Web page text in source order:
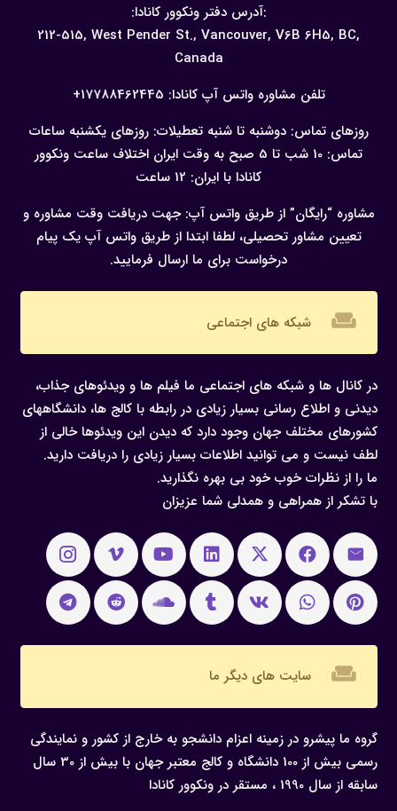
:آدرس دفتر ونکوور کانادا:
212-515, West Pender St., Vancouver, V6B 6H5, BC,
Canada
تلفن مشاوره واتس آپ کانادا: 17788462445+
روزهای تماس: دوشنبه تا شنبه تعطیلات: روزهای یکشنبه ساعات
تماس: 10 شب تا 5 صبح به وقت ایران
اختلاف ساعت ونکوور
کانادا با ایران: 12 ساعت
مشاوره “رایگان” از طریق واتس آپ: جهت دریافت وقت مشاوره و
تعیین مشاور تحصیلی، لطفا ابتدا از طریق واتس آپ یک پیام
درخواست برای ما ارسال فرمایید.
weekend شبکه های اجتماعی
در کانال ها و شبکه های اجتماعی ما فیلم ها و ویدئوهای جذاب،
دیدنی و اطلاع رسانی بسیار زیادی در رابطه با کالج ها، دانشگاههای
کشورهای مختلف جهان وجود دارد که دیدن این ویدئوها خالی از
لطف نیست و می توانید اطلاعات بسیار زیادی را دریافت دارید.
ما را از نظرات خوب خود بی بهره نگذارید.
با تشکر از همراهی و همدلی شما عزیزان
weekend سایت های دیگر ما
گروه ما پیشرو در زمینه اعزام دانشجو به خارج از کشور و نمایندگی
رسمی بیش از 100 دانشگاه و کالج معتبر جهان با بیش از 30 سال
سابقه از سال 1990 ، مستقر در ونکوور کانادا